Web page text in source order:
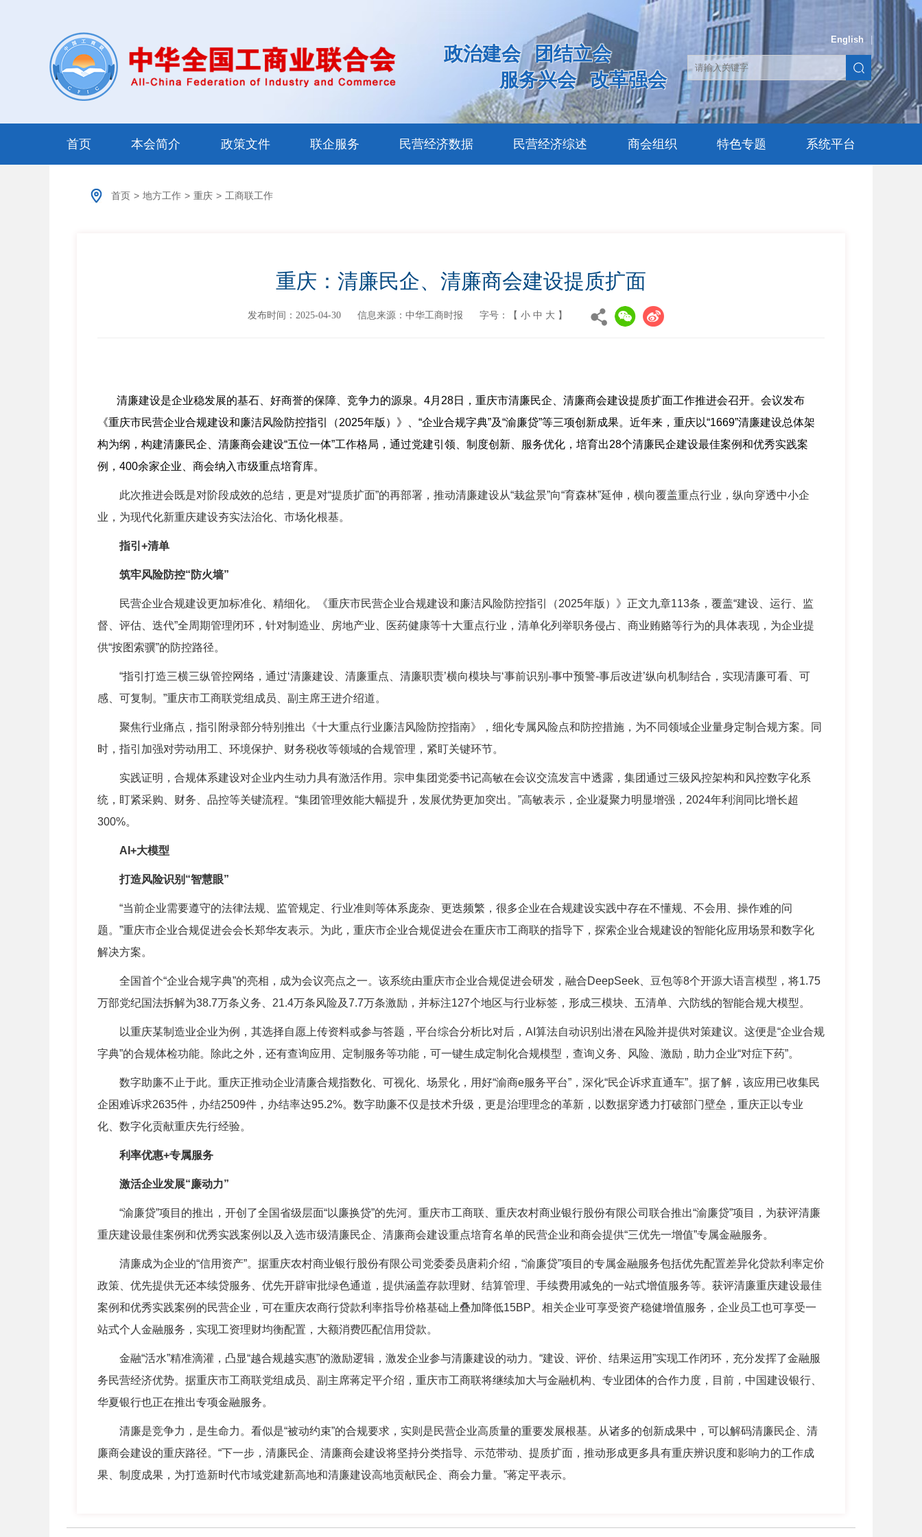
政治建会 团结立会
服务兴会 改革强会
English
首页 本会简介 政策文件 联企服务 民营经济数据 民营经济综述 商会组织 特色专题 系统平台
首页 > 地方工作 > 重庆 > 工商联工作
重庆：清廉民企、清廉商会建设提质扩面
发布时间：2025-04-30 信息来源：中华工商时报 字号：【 小 中 大 】
清廉建设是企业稳发展的基石、好商誉的保障、竞争力的源泉。 4月 28日，重庆市清廉民企、清廉商会建设提质扩面工作推进会召开。会议发布
《重庆市民营企业合规建设和廉洁风险防控指引（2025年版）》、 “企业合规字典”及“渝廉贷”等三项创新成果。近年来，重庆以“1669”清廉建设总体架
构为纲，构建清廉民企、清廉商会建设“五位一体”工作格局，通过党建引领、制度创新、服务优化，培育出28个清廉民企建设最佳案例和优秀实践案
例， 400余家企业、商会纳入市级重点培育库。
此次推进会既是对阶段成效的总结，更是对“提质扩面”的再部署，推动清廉建设从“栽盆景”向“育森林”延伸，横向覆盖重点行业，纵向穿透中小企
业，为现代化新重庆建设夯实法治化、市场化根基。
指引 +清单
筑牢风险防控“ 防火墙”
民营企业合规建设更加标准化、精细化。《重庆市民营企业合规建设和廉洁风险防控指引（2025年版）》正文九章113条，覆盖“建设、运行、监
督、评估、迭代”全周期管理闭环，针对制造业、房地产业、医药健康等十大重点行业，清单化列举职务侵占、商业贿赂等行为的具体表现，为企业提
供“按图索骥”的防控路径。
“指引打造三横三纵管控网络，通过‘清廉建设、清廉重点、清廉职责’横向模块与‘事前识别 -事中预警-事后改进’纵向机制结合，实现清廉可看、可
感、可复制。 ”重庆市工商联党组成员、副主席王进介绍道。
聚焦行业痛点，指引附录部分特别推出《十大重点行业廉洁风险防控指南》，细化专属风险点和防控措施，为不同领域企业量身定制合规方案。同
时，指引加强对劳动用工、环境保护、财务税收等领域的合规管理，紧盯关键环节。
实践证明，合规体系建设对企业内生动力具有激活作用。宗申集团党委书记高敏在会议交流发言中透露，集团通过三级风控架构和风控数字化系
统，盯紧采购、财务、品控等关键流程。 “集团管理效能大幅提升，发展优势更加突出。 ”高敏表示，企业凝聚力明显增强， 2024年利润同比增长超
300%。
AI+大模型
打造风险识别 “智慧眼”
“当前企业需要遵守的法律法规、监管规定、行业准则等体系庞杂、更迭频繁，很多企业在合规建设实践中存在不懂规、不会用、操作难的问
题。 ”重庆市企业合规促进会会长郑华友表示。为此，重庆市企业合规促进会在重庆市工商联的指导下，探索企业合规建设的智能化应用场景和数字化
解决方案。
全国首个“企业合规字典”的亮相，成为会议亮点之一。该系统由重庆市企业合规促进会研发，融合DeepSeek 、豆包等8个开源大语言模型，将1.75
万部党纪国法拆解为38.7万条义务、 21.4万条风险及7.7万条激励，并标注127个地区与行业标签，形成三模块、五清单、六防线的智能合规大模型。
以重庆某制造业企业为例，其选择自愿上传资料或参与答题，平台综合分析比对后， AI 算法自动识别出潜在风险并提供对策建议。这便是“企业合规
字典”的合规体检功能。除此之外，还有查询应用、定制服务等功能，可一键生成定制化合规模型，查询义务、风险、激励，助力企业“对症下药”。
数字助廉不止于此。重庆正推动企业清廉合规指数化、可视化、场景化，用好“渝商e服务平台”，深化“民企诉求直通车”。据了解，该应用已收集民
企困难诉求2635件，办结2509件，办结率达95.2%。数字助廉不仅是技术升级，更是治理理念的革新，以数据穿透力打破部门壁垒，重庆正以专业
化、数字化贡献重庆先行经验。
利率优惠+专属服务
激活企业发展“廉动力”
“渝廉贷”项目的推出，开创了全国省级层面“以廉换贷”的先河。重庆市工商联、重庆农村商业银行股份有限公司联合推出“渝廉贷”项目，为获评清廉
重庆建设最佳案例和优秀实践案例以及入选市级清廉民企、清廉商会建设重点培育名单的民营企业和商会提供“三优先一增值”专属金融服务。
清廉成为企业的“信用资产”。据重庆农村商业银行股份有限公司党委委员唐莉介绍，“渝廉贷”项目的专属金融服务包括优先配置差异化贷款利率定价
政策、优先提供无还本续贷服务、优先开辟审批绿色通道，提供涵盖存款理财、结算管理、手续费用减免的一站式增值服务等。获评清廉重庆建设最佳
案例和优秀实践案例的民营企业，可在重庆农商行贷款利率指导价格基础上叠加降低15BP。相关企业可享受资产稳健增值服务，企业员工也可享受一
站式个人金融服务，实现工资理财均衡配置，大额消费匹配信用贷款。
金融“活水”精准滴灌，凸显“越合规越实惠”的激励逻辑，激发企业参与清廉建设的动力。“建设、评价、结果运用”实现工作闭环，充分发挥了金融服
务民营经济优势。据重庆市工商联党组成员、副主席蒋定平介绍，重庆市工商联将继续加大与金融机构、专业团体的合作力度，目前，中国建设银行、
华夏银行也正在推出专项金融服务。
清廉是竞争力，是生命力。看似是“被动约束”的合规要求，实则是民营企业高质量的重要发展根基。从诸多的创新成果中，可以解码清廉民企、清
廉商会建设的重庆路径。“下一步，清廉民企、清廉商会建设将坚持分类指导、示范带动、提质扩面，推动形成更多具有重庆辨识度和影响力的工作成
果、制度成果，为打造新时代市域党建新高地和清廉建设高地贡献民企、商会力量。”蒋定平表示。